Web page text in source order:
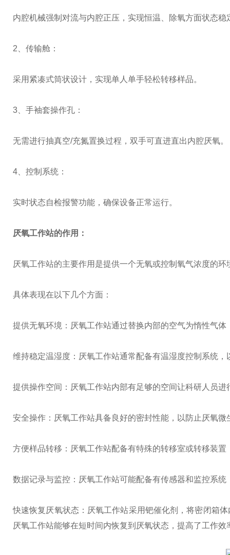
内腔机械强制对流与内腔正压，实现恒温、除氧方面状态
2、传输舱：
采用紧凑式筒状设计，实现单人单手轻松转移样品。
3、手袖套操作孔：
无需进行抽真空/充氮置换过程，双手可直进直出内腔厌氧。
4、控制系统：
实时状态自检报警功能，确保设备正常运行。
厌氧工作站的作用：
厌氧工作站的主要作用是提供一个无氧或控制氧气浓度的
具体表现在以下几个方面：
提供无氧环境：厌氧工作站通过替换内部的空气为惰性气
维持稳定温湿度：厌氧工作站通常配备有温湿度控制系统
提供操作空间：厌氧工作站内部有足够的空间让科研人员
安全操作：厌氧工作站具备良好的密封性能，以防止厌氧
方便样品转移：厌氧工作站配备有特殊的转移室或转移装
数据记录与监控：厌氧工作站可能配备有传感器和监控系
快速恢复厌氧状态：厌氧工作站采用钯催化剂，将密闭箱
厌氧工作站能够在短时间内恢复到厌氧状态，提高了工作效